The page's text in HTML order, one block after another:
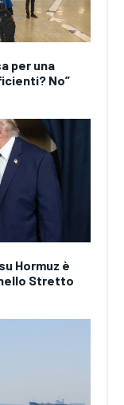
per una
No”
Hormuz è
Stretto